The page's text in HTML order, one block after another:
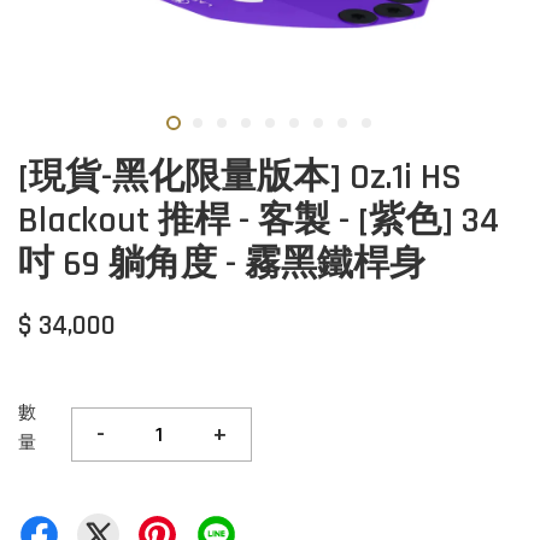
[現貨-黑化限量版本] Oz.1i HS
Blackout 推桿 - 客製 - [紫色] 34
吋 69 躺角度 - 霧黑鐵桿身
$ 34,000
數
量
- +